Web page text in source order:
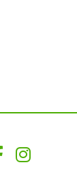
Facebook